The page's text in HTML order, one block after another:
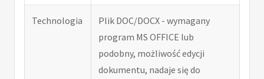
Technologia
Plik DOC/DOCX - wymagany
program MS OFFICE lub
podobny, możliwość edycji
dokumentu, nadaje się do